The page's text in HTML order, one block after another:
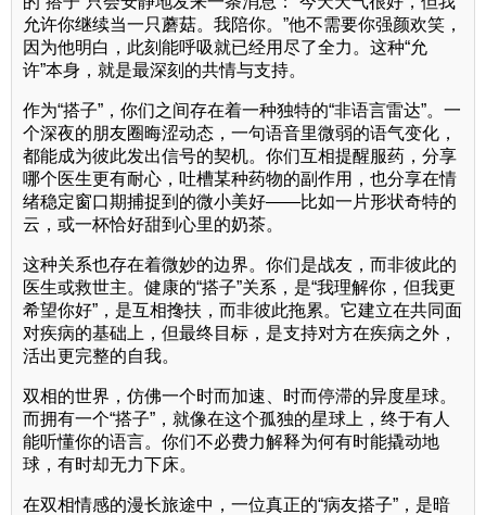
允许你继续当一只蘑菇。我陪你。”他不需要你强颜欢笑，
因为他明白，此刻能呼吸就已经用尽了全力。这种“允
许”本身，就是最深刻的共情与支持。
作为“搭子”，你们之间存在着一种独特的“非语言雷达”。一
个深夜的朋友圈晦涩动态，一句语音里微弱的语气变化，
都能成为彼此发出信号的契机。你们互相提醒服药，分享
哪个医生更有耐心，吐槽某种药物的副作用，也分享在情
绪稳定窗口期捕捉到的微小美好——比如一片形状奇特的
云，或一杯恰好甜到心里的奶茶。
这种关系也存在着微妙的边界。你们是战友，而非彼此的
医生或救世主。健康的“搭子”关系，是“我理解你，但我更
希望你好”，是互相搀扶，而非彼此拖累。它建立在共同面
对疾病的基础上，但最终目标，是支持对方在疾病之外，
活出更完整的自我。
双相的世界，仿佛一个时而加速、时而停滞的异度星球。
而拥有一个“搭子”，就像在这个孤独的星球上，终于有人
能听懂你的语言。你们不必费力解释为何有时能撬动地
球，有时却无力下床。
在双相情感的漫长旅途中，一位真正的“病友搭子”，是暗